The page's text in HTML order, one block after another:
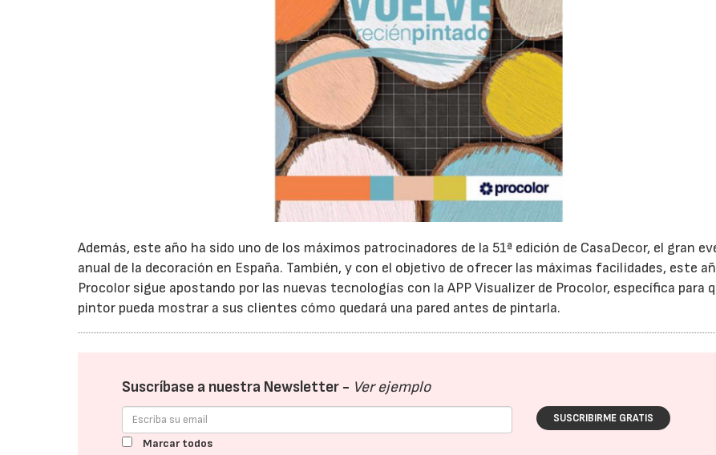
Además, este año ha sido uno de los máximos patrocinadores de la 51ª edición de CasaDecor, el gran
anual de la decoración en España. También, y con el objetivo de ofrecer las máximas facilidades, este
Procolor sigue apostando por las nuevas tecnologías con la APP Visualizer de Procolor, específica para
pintor pueda mostrar a sus clientes cómo quedará una pared antes de pintarla.
Suscríbase a nuestra Newsletter - Ver ejemplo
SUSCRIBIRME GRATIS
Marcar todos
09/06/2026